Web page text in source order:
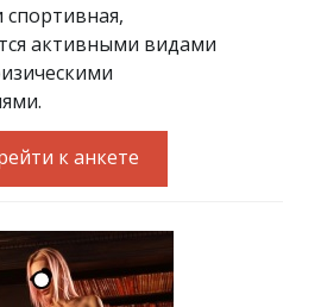
спортивная,
активными видами
к анкете